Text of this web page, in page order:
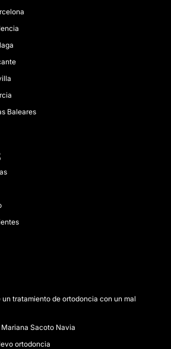
Baleares
tratamiento de ortodoncia con un mal
Sacoto Navia
ortodoncia